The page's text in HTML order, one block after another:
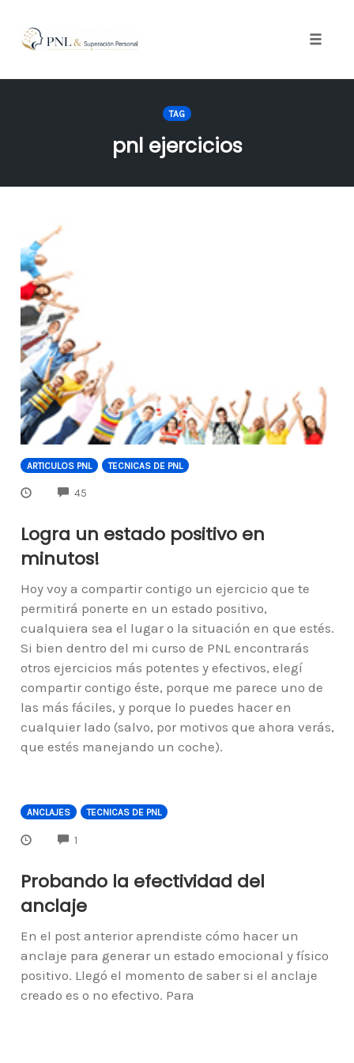
TAG
pnl ejercicios
ARTICULOS PNL TECNICAS DE PNL
45
Logra un estado positivo en
minutos!
Hoy voy a compartir contigo un ejercicio que te
permitirá ponerte en un estado positivo,
cualquiera sea el lugar o la situación en que estés.
Si bien dentro del mi curso de PNL encontrarás
otros ejercicios más potentes y efectivos, elegí
compartir contigo éste, porque me parece uno de
las más fáciles, y porque lo puedes hacer en
cualquier lado (salvo, por motivos que ahora verás,
que estés manejando un coche).
ANCLAJES TECNICAS DE PNL
1
Probando la efectividad del
anclaje
En el post anterior aprendiste cómo hacer un
anclaje para generar un estado emocional y físico
positivo. Llegó el momento de saber si el anclaje
creado es o no efectivo. Para